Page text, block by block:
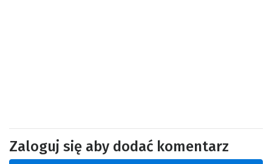
Zaloguj się aby dodać komentarz